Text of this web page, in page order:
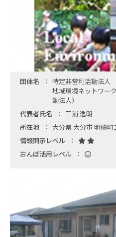
団体名
特定非営利活動法人
地域環境ネットワー
動法人）
代表者氏名
三浦 逸朗
所在地
大分県 大分市 明磧
情報開示レベル
おんぽ活用レベル